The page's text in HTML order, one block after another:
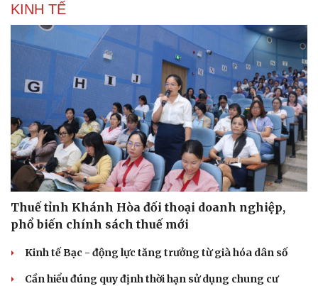
Văn hóa
Sân khấu - Điện ảnh
Văn học
Âm nhạc
Di sản
Giải trí
Nghệ sĩ
Thời trang
Sao Việt
KINH TẾ
Thuế tỉnh Khánh Hòa đối thoại doanh nghiệp,
phổ biến chính sách thuế mới
Kinh tế Bạc - động lực tăng trưởng từ già hóa dân số
Cần hiểu đúng quy định thời hạn sử dụng chung cư